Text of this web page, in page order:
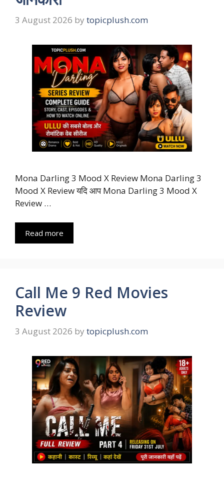
3 August 2026 by topicplush.com
Mona Darling 3 Mood X Review Mona Darling 3
Mood X Review यदि आप Mona Darling 3 Mood X
Review …
Read more
Call Me 9 Red Movies
Review
3 August 2026 by topicplush.com